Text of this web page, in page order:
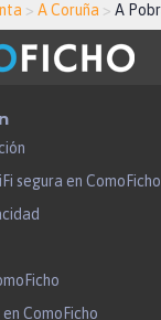
> A Coruña > A
segura en ComoFicho
ComoFicho